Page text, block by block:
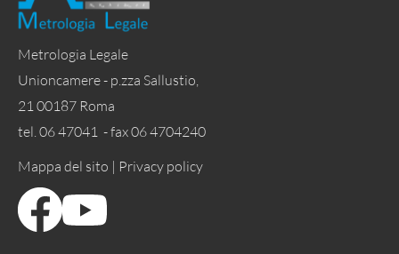
Metrologia Legale
Unioncamere - p.zza Sallustio,
21 00187 Roma
tel. 06 47041 - fax 06 4704240
Mappa del sito | Privacy policy